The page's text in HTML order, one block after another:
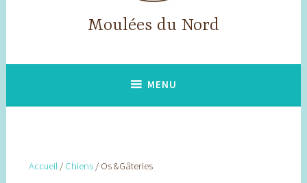
Moulées du Nord
MENU
Accueil/ Chiens/ Os &Gâteries